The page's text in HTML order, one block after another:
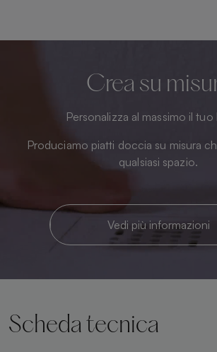
Crea su
Personalizza al massimo il tuo
Produciamo piatti doccia su misura
qualsiasi spazio.
Vedi più informazioni
Scheda tecnica